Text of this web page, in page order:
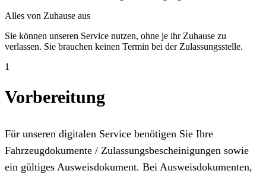
Alles von Zuhause aus
Sie können unseren Service nutzen, ohne je ihr Zuhause zu
verlassen. Sie brauchen keinen Termin bei der Zulassungsstelle.
1
Vorbereitung
Für unseren digitalen Service benötigen Sie Ihre
Fahrzeugdokumente / Zulassungsbescheinigungen sowie
ein gültiges Ausweisdokument. Bei Ausweisdokumenten,